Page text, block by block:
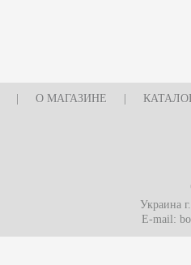
О МАГАЗИНЕ
Украина
E-mail: